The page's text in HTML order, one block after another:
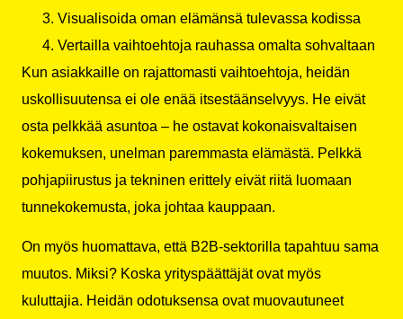
Visualisoida oman elämänsä tulevassa kodissa
Vertailla vaihtoehtoja rauhassa omalta sohvaltaan
Kun asiakkaille on rajattomasti vaihtoehtoja, heidän
uskollisuutensa ei ole enää itsestäänselvyys. He eivät
osta pelkkää asuntoa – he ostavat kokonaisvaltaisen
kokemuksen, unelman paremmasta elämästä. Pelkkä
pohjapiirustus ja tekninen erittely eivät riitä luomaan
tunnekokemusta, joka johtaa kauppaan.
On myös huomattava, että B2B-sektorilla tapahtuu sama
muutos. Miksi? Koska yrityspäättäjät ovat myös
kuluttajia. Heidän odotuksensa ovat muovautuneet